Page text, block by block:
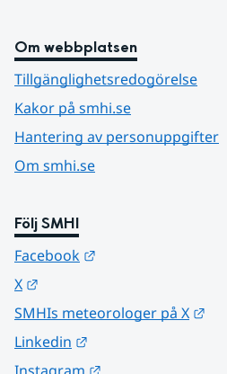
Om webbplatsen
Tillgänglighetsredogörelse
Kakor på smhi.se
Hantering av personuppgifter
Om smhi.se
Följ SMHI
Facebook
X
SMHIs meteorologer på X
Linkedin